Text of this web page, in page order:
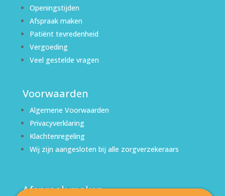
Openingstijden
Afspraak maken
Patiënt tevredenheid
Vergoeding
Veel gestelde vragen
Voorwaarden
Algemene Voorwaarden
Privacyverklaring
Klachtenregeling
Wij zijn aangesloten bij alle zorgverzekeraars
Afspraak maken